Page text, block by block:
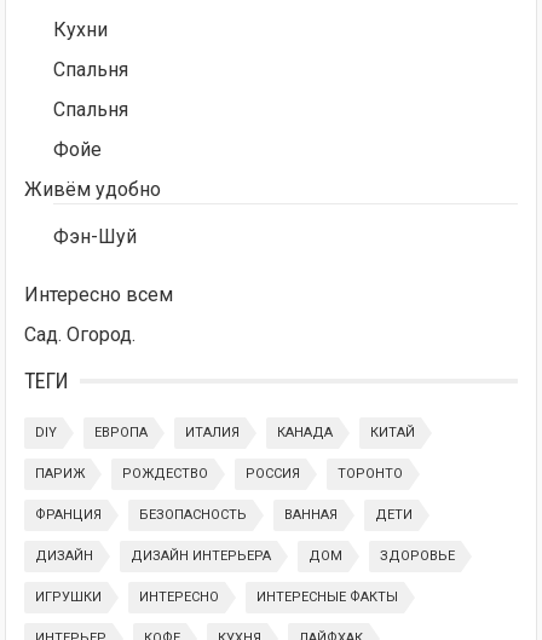
Кухни
Спальня
Спальня
Фойе
Живём удобно
Фэн-Шуй
Интересно всем
Сад. Огород.
ТЕГИ
DIY ЕВРОПА ИТАЛИЯ КАНАДА КИТАЙ
ПАРИЖ РОЖДЕСТВО РОССИЯ ТОРОНТО
ФРАНЦИЯ БЕЗОПАСНОСТЬ ВАННАЯ ДЕТИ
ДИЗАЙН ДИЗАЙН ИНТЕРЬЕРА ДОМ ЗДОРОВЬЕ
ИГРУШКИ ИНТЕРЕСНО ИНТЕРЕСНЫЕ ФАКТЫ